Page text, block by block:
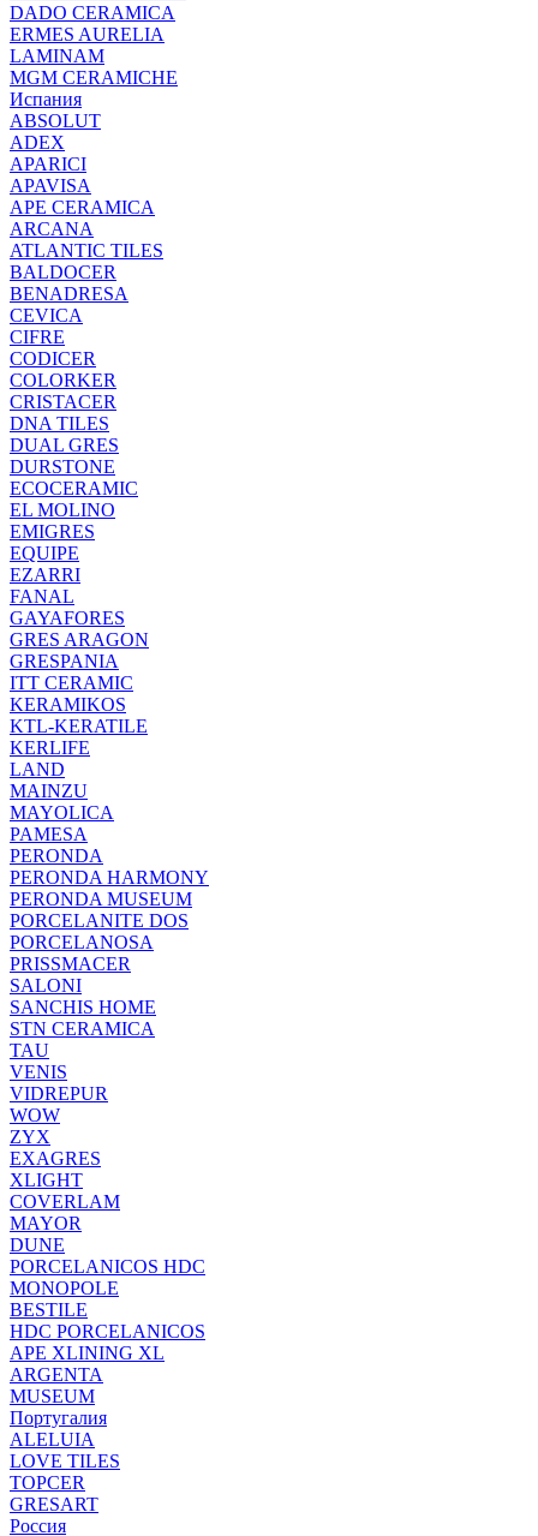
DADO CERAMICA
ERMES AURELIA
LAMINAM
MGM CERAMICHE
Испания
ABSOLUT
ADEX
APARICI
APAVISA
APE CERAMICA
ARCANA
ATLANTIC TILES
BALDOCER
BENADRESA
CEVICA
CIFRE
CODICER
COLORKER
CRISTACER
DNA TILES
DUAL GRES
DURSTONE
ECOCERAMIC
EL MOLINO
EMIGRES
EQUIPE
EZARRI
FANAL
GAYAFORES
GRES ARAGON
GRESPANIA
ITT CERAMIC
KERAMIKOS
KTL-KERATILE
KERLIFE
LAND
MAINZU
MAYOLICA
PAMESA
PERONDA
PERONDA HARMONY
PERONDA MUSEUM
PORCELANITE DOS
PORCELANOSA
PRISSMACER
SALONI
SANCHIS HOME
STN CERAMICA
TAU
VENIS
VIDREPUR
WOW
ZYX
EXAGRES
XLIGHT
COVERLAM
MAYOR
DUNE
PORCELANICOS HDC
MONOPOLE
BESTILE
HDC PORCELANICOS
APE XLINING XL
ARGENTA
MUSEUM
Португалия
ALELUIA
LOVE TILES
TOPCER
GRESART
Россия